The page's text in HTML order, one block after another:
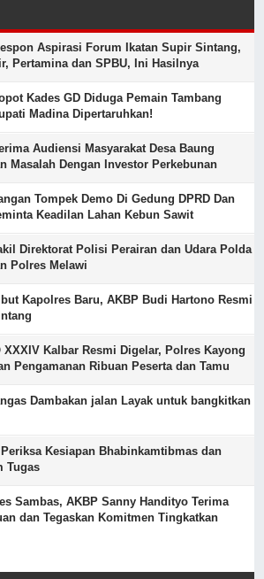
Aspirasi Forum Ikatan Supir Sintang,
Pertamina dan SPBU, Ini Hasilnya
Kades GD Diduga Pemain Tambang
Madina Dipertaruhkan!
Audiensi Masyarakat Desa Baung
Masalah Dengan Investor Perkebunan
Tompek Demo Di Gedung DPRD Dan
Keadilan Lahan Kebun Sawit
Direktorat Polisi Perairan dan Udara Polda
Polres Melawi
Kapolres Baru, AKBP Budi Hartono Resmi
XXXIV Kalbar Resmi Digelar, Polres Kayong
Pengamanan Ribuan Peserta dan Tamu
Dambakan jalan Layak untuk bangkitkan
Kesiapan Bhabinkamtibmas dan
Tugas
Sambas, AKBP Sanny Handityo Terima
dan Tegaskan Komitmen Tingkatkan